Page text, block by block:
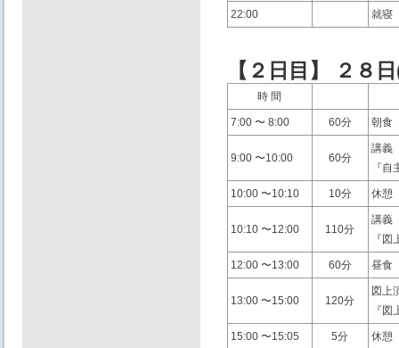
22:00 就寝
【２⽇目】 ２８
時 間
7:00 〜 8:00 60分 朝⾷
9:00 〜10:00 60分
講義
『
10:00 〜10:10 10分 休憩
10:10 〜12:00 110分
講義
『
12:00 〜13:00 60分 昼⾷
13:00 〜15:00 120分
図上
『
15:00 〜15:05 5分 休憩